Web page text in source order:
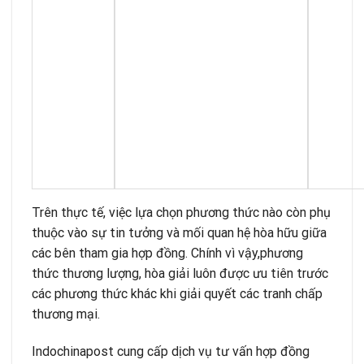
Trên thực tế, việc lựa chọn phương thức nào còn phụ
thuộc vào sự tin tưởng và mối quan hệ hòa hữu giữa
các bên tham gia hợp đồng. Chính vì vậy,phương
thức thương lượng, hòa giải luôn được ưu tiên trước
các phương thức khác khi giải quyết các tranh chấp
thương mại.
Indochinapost cung cấp dịch vụ tư vấn hợp đồng